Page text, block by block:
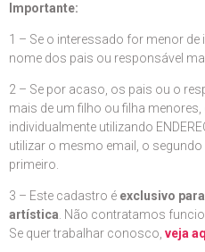
Importante:
1 – Se o interessado for menor de
nome dos pais ou responsável
2 – Se por acaso, os pais ou o
mais de um filho ou filha
individualmente utilizando
utilizar o mesmo email, o
primeiro.
3 – Este cadastro é exclusivo
artística . Não contratamos
Se quer trabalhar conosco, veja